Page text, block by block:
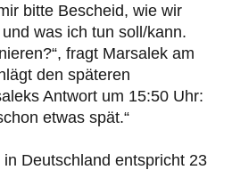
bitte Bescheid, wie wir
was ich tun soll/kann.
fragt Marsalek am
den späteren
Antwort um 15:50 Uhr:
etwas spät.“
Deutschland entspricht 23